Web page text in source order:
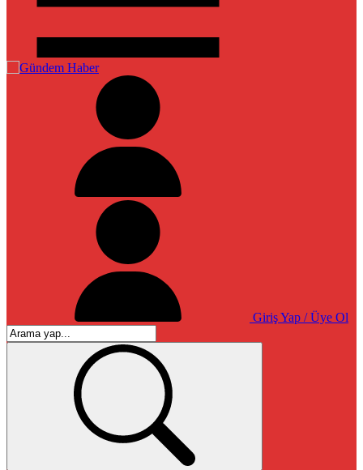
Giriş Yap / Üye Ol